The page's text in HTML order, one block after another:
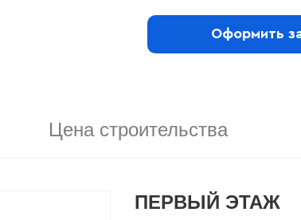
Оформить
Цена строительства
ПЕРВЫЙ ЭТАЖ